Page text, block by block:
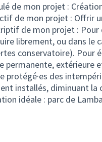
de mon projet :
de mon projet : Offrir
de mon projet : Pour
librement, ou dans le
conservatoire). Pour
permanente, extérieure
protégé·es des
installés, diminuant
idéale : parc de